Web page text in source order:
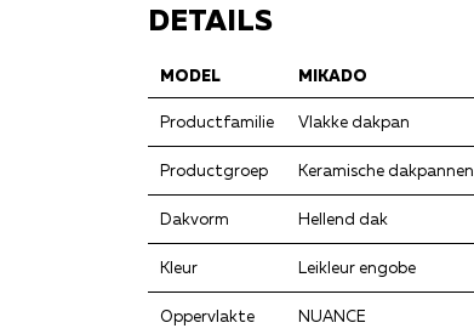
DETAILS
MODEL MIKADO
Productfamilie Vlakke dakpan
Productgroep Keramische dakpannen
Dakvorm Hellend dak
Kleur Leikleur engobe
Oppervlakte NUANCE